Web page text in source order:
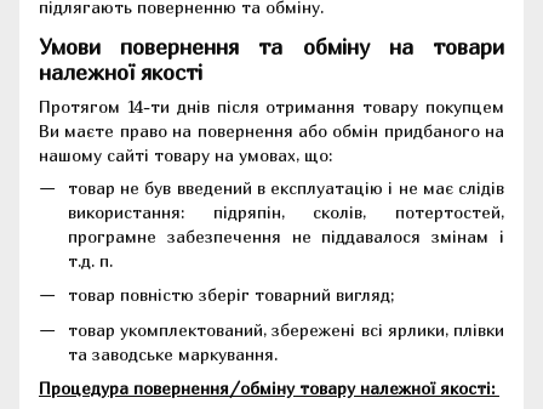
підлягають поверненню та обміну.
Умови повернення та обміну на товари
належної якості
Протягом 14-ти днів після отримання товару покупцем
Ви маєте право на повернення або обмін придбаного на
нашому сайті товару на умовах, що:
товар не був введений в експлуатацію і не має слідів
використання: підряпін, сколів, потертостей,
програмне забезпечення не піддавалося змінам і
т.д. п.
товар повністю зберіг товарний вигляд;
товар укомплектований, збережені всі ярлики, плівки
та заводське маркування.
Процедура повернення/обміну товару належної якості: